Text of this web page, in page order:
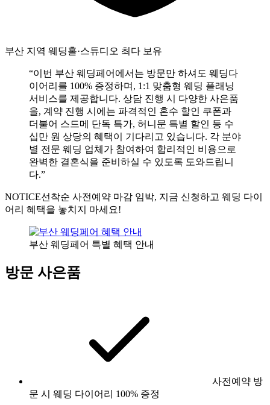
부산 지역 웨딩홀·스튜디오 최다 보유
“이번 부산 웨딩페어에서는 방문만 하셔도 웨딩다
이어리를 100% 증정하며, 1:1 맞춤형 웨딩 플래닝
서비스를 제공합니다. 상담 진행 시 다양한 사은품
을, 계약 진행 시에는 파격적인 혼수 할인 쿠폰과
더불어 스드메 단독 특가, 허니문 특별 할인 등 수
십만 원 상당의 혜택이 기다리고 있습니다. 각 분야
별 전문 웨딩 업체가 참여하여 합리적인 비용으로
완벽한 결혼식을 준비하실 수 있도록 도와드립니
다.”
NOTICE선착순 사전예약 마감 임박, 지금 신청하고 웨딩 다이
어리 혜택을 놓치지 마세요!
부산 웨딩페어 특별 혜택 안내
방문 사은품
사전예약 방
문 시 웨딩 다이어리 100% 증정